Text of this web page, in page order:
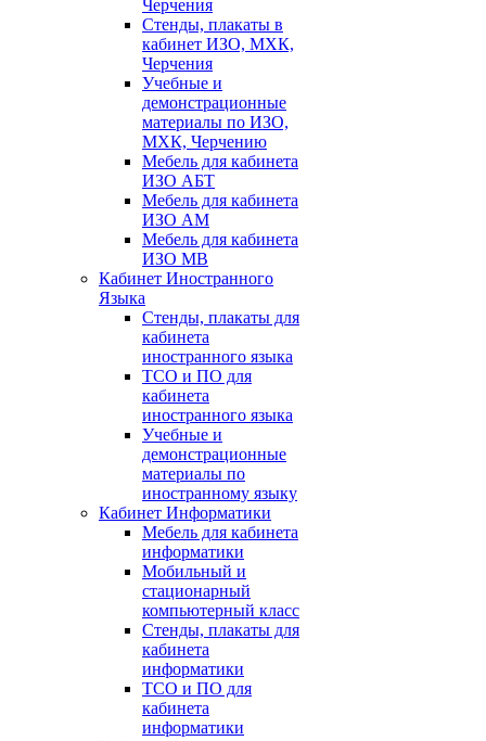
Черчения
Стенды, плакаты в
кабинет ИЗО, МХК,
Черчения
Учебные и
демонстрационные
материалы по ИЗО,
МХК, Черчению
Мебель для кабинета
ИЗО АБТ
Мебель для кабинета
ИЗО АМ
Мебель для кабинета
ИЗО МВ
Кабинет Иностранного
Языка
Стенды, плакаты для
кабинета
иностранного языка
ТСО и ПО для
кабинета
иностранного языка
Учебные и
демонстрационные
материалы по
иностранному языку
Кабинет Информатики
Мебель для кабинета
информатики
Мобильный и
стационарный
компьютерный класс
Стенды, плакаты для
кабинета
информатики
ТСО и ПО для
кабинета
информатики